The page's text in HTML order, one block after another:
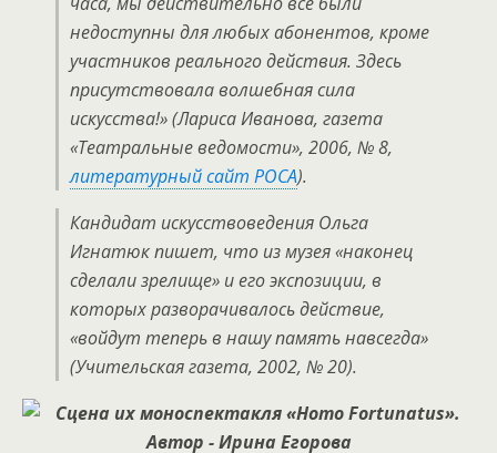
недоступны для любых абонентов, кроме
участников реального действия. Здесь
присутствовала волшебная сила
искусства!» (Лариса Иванова, газета
«Театральные ведомости», 2006, № 8,
литературный сайт РОСА).
Кандидат искусствоведения Ольга
Игнатюк пишет, что из музея «наконец
сделали зрелище» и его экспозиции, в
которых разворачивалось действие,
«войдут теперь в нашу память навсегда»
(Учительская газета, 2002, № 20).